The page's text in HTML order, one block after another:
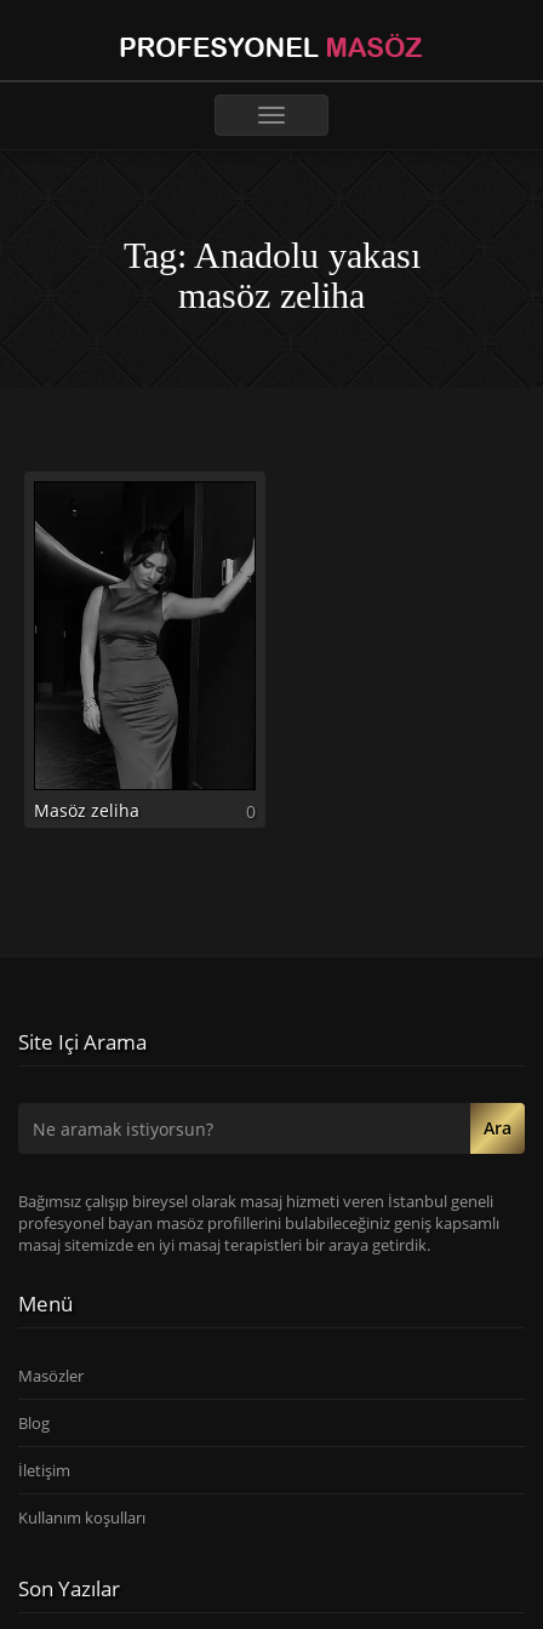
Toggle
Tag: Anadolu yakası
masöz zeliha
Masöz zeliha 0
Site Içi Arama
Ara
Bağımsız çalışıp bireysel olarak masaj hizmeti veren İstanbul geneli
profesyonel bayan masöz profillerini bulabileceğiniz geniş kapsamlı
masaj sitemizde en iyi masaj terapistleri bir araya getirdik.
Menü
Masözler
Blog
İletişim
Kullanım koşulları
Son Yazılar